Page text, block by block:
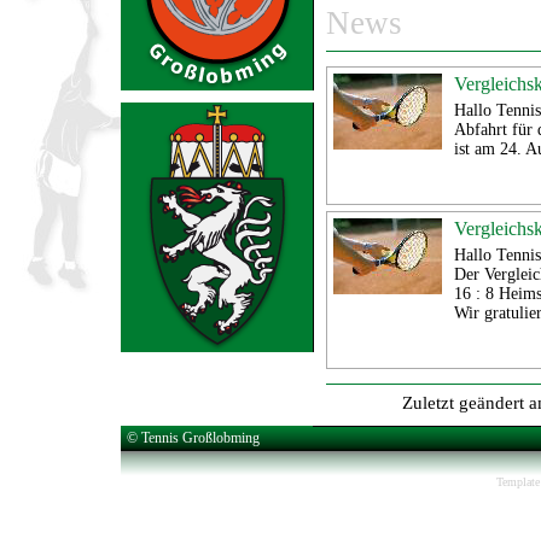
News
Hallo
Abfahrt für
ist am 24.
Hallo
Der
16 : 8
Wir
Zuletzt geändert
© Tennis Großlobming